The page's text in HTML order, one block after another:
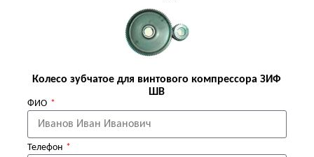
Колесо зубчатое для винтового компрессора ЗИФ
ШВ
ФИО
Телефон